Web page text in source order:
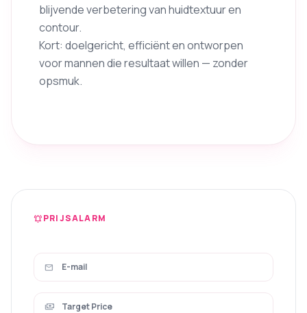
blijvende verbetering van huidtextuur en
contour.
Kort: doelgericht, efficiënt en ontworpen
voor mannen die resultaat willen — zonder
opsmuk.
notifications_activePRIJSALARM
mail
payments